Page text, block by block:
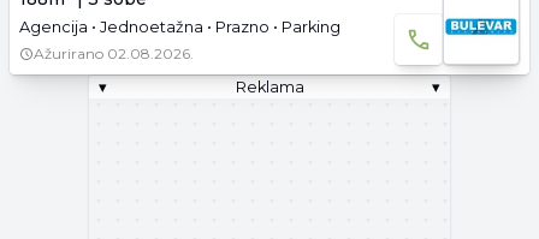
Agencija • Jednoetažna • Prazno • Parking
Ažurirano 02.08.2026.
▾
Reklama ▾